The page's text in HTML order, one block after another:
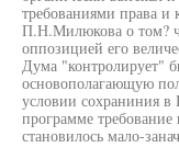
требованиями права и
П.Н.Милюкова о том?
оппозицией его
Дума "контролирует"
основополагающую
условии сохраниния в
программе требование
становилось мало-